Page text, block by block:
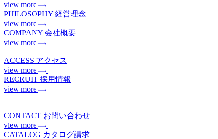
view more
PHILOSOPHY 経営理念
view more
COMPANY 会社概要
view more
ACCESS アクセス
view more
RECRUIT 採用情報
view more
CONTACT お問い合わせ
view more
CATALOG カタログ請求